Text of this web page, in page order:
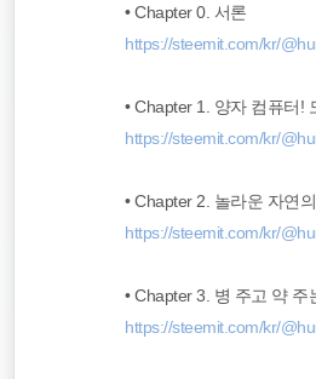
• Chapter 0. 서론
https://steemit.com/kr/
• Chapter 1. 양자 컴퓨터!
https://steemit.com/kr/
• Chapter 2. 놀라운 자연
https://steemit.com/kr/
• Chapter 3. 병 주고 약
https://steemit.com/kr/